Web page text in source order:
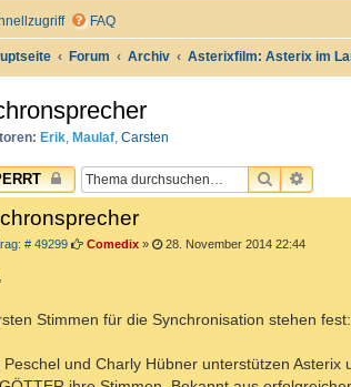
FAQ
Forum Archiv Asterixfilm: Asterix im
Erik, Maulaf, Carsten
SUCHE
# 49299B
a
g
Comedix» 28. November 2014 22:44
Stimmen für die Synchronisation stehen fest:
Peschel und Charly Hübner unterstützen